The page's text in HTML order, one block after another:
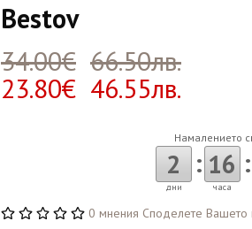
Bestov
34.00€ 66.50лв.
23.80€ 46.55лв.
Намалението
2
дни
: 16
часа
:
0 мнения Споделете Вашето